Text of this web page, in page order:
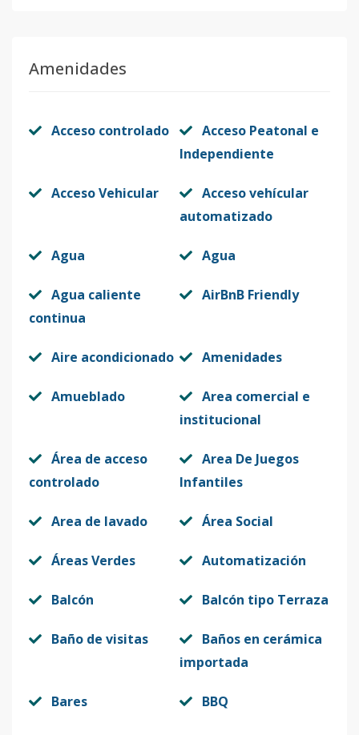
APARTAMENTO
Amenidades
Acceso controlado
Acceso Peatonal e
Independiente
Acceso Vehicular
Acceso vehícular
automatizado
Agua Agua
Agua caliente
continua
AirBnB Friendly
Aire acondicionado Amenidades
Amueblado
Area comercial e
institucional
Área de acceso
controlado
Area De Juegos
Infantiles
Area de lavado Área Social
Áreas Verdes Automatización
Balcón Balcón tipo Terraza
Baño de visitas
Baños en cerámica
importada
Bares BBQ